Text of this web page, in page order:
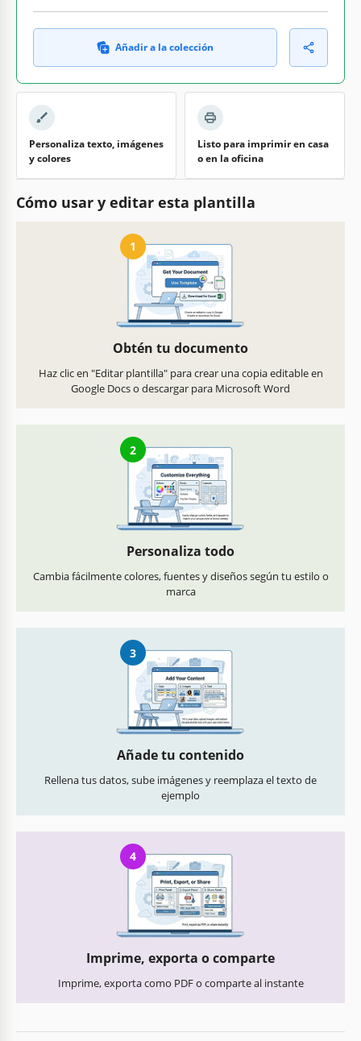
Añadir a la colección
Personaliza texto, imágenes
y colores
Listo para imprimir en casa
o en la oficina
Cómo usar y editar esta plantilla
1
Obtén tu documento
Haz clic en "Editar plantilla" para crear una copia editable en
Google Docs o descargar para Microsoft Word
2
Personaliza todo
Cambia fácilmente colores, fuentes y diseños según tu estilo o
marca
3
Añade tu contenido
Rellena tus datos, sube imágenes y reemplaza el texto de
ejemplo
4
Imprime, exporta o comparte
Imprime, exporta como PDF o comparte al instante